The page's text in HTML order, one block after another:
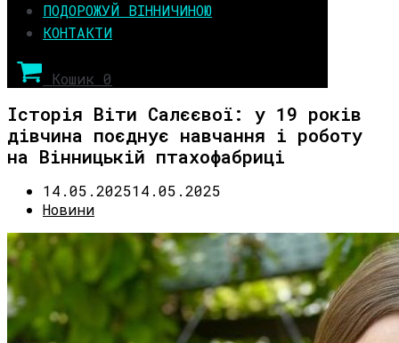
ПОДОРОЖУЙ ВІННИЧИНОЮ
КОНТАКТИ
Кошик 0
Історія Віти Салєєвої: у 19 років
дівчина поєднує навчання і роботу
на Вінницькій птахофабриці
14.05.202514.05.2025
Новини